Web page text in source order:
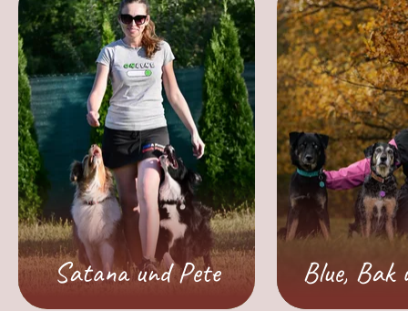
Satana und Pete Blue, Bak